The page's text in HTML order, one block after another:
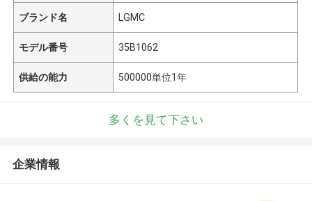
ブランド名 LGMC
モデル番号 35B1062
供給の能力 500000単位1年
多くを見て下さい
企業情報